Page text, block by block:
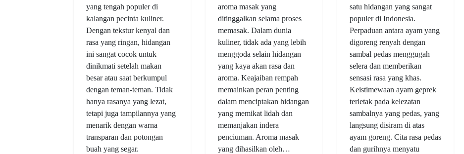
aroma masak yang
ditinggalkan selama proses
memasak. Dalam dunia
kuliner, tidak ada yang lebih
menggoda selain hidangan
yang kaya akan rasa dan
aroma. Keajaiban rempah
memainkan peran penting
dalam menciptakan hidangan
yang memikat lidah dan
memanjakan indera
penciuman. Aroma masak
yang dihasilkan oleh…
yang tengah populer di
kalangan pecinta kuliner.
Dengan tekstur kenyal dan
rasa yang ringan, hidangan
ini sangat cocok untuk
dinikmati setelah makan
besar atau saat berkumpul
dengan teman-teman. Tidak
hanya rasanya yang lezat,
tetapi juga tampilannya yang
menarik dengan warna
transparan dan potongan
buah yang segar.
satu hidangan yang sangat
populer di Indonesia.
Perpaduan antara ayam yang
digoreng renyah dengan
sambal pedas menggugah
selera dan memberikan
sensasi rasa yang khas.
Keistimewaan ayam geprek
terletak pada kelezatan
sambalnya yang pedas, yang
langsung disiram di atas
ayam goreng. Cita rasa pedas
dan gurihnya menyatu